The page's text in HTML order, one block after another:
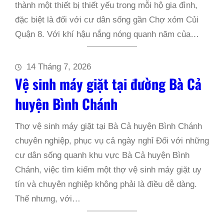
thành một thiết bị thiết yếu trong mỗi hộ gia đình,
đặc biệt là đối với cư dân sống gần Chợ xóm Củi
Quận 8. Với khí hậu nắng nóng quanh năm của…
14 Tháng 7, 2026
Vệ sinh máy giặt tại đường Bà Cả
huyện Bình Chánh
Thợ vệ sinh máy giặt tại Bà Cả huyện Bình Chánh
chuyên nghiệp, phục vụ cả ngày nghỉ Đối với những
cư dân sống quanh khu vực Bà Cả huyện Bình
Chánh, việc tìm kiếm một thợ vệ sinh máy giặt uy
tín và chuyên nghiệp không phải là điều dễ dàng.
Thế nhưng, với…